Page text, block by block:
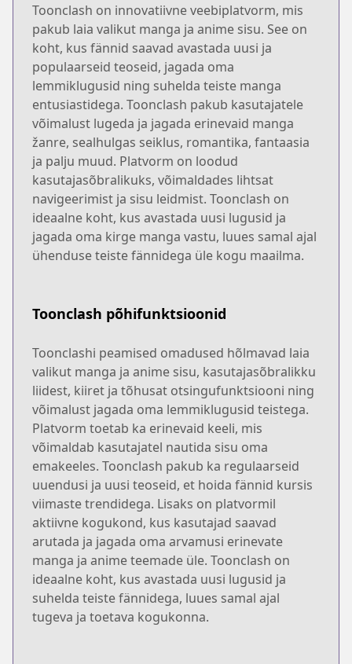
Toonclash on innovatiivne veebiplatvorm, mis
pakub laia valikut manga ja anime sisu. See on
koht, kus fännid saavad avastada uusi ja
populaarseid teoseid, jagada oma
lemmiklugusid ning suhelda teiste manga
entusiastidega. Toonclash pakub kasutajatele
võimalust lugeda ja jagada erinevaid manga
žanre, sealhulgas seiklus, romantika, fantaasia
ja palju muud. Platvorm on loodud
kasutajasõbralikuks, võimaldades lihtsat
navigeerimist ja sisu leidmist. Toonclash on
ideaalne koht, kus avastada uusi lugusid ja
jagada oma kirge manga vastu, luues samal ajal
ühenduse teiste fännidega üle kogu maailma.
Toonclash põhifunktsioonid
Toonclashi peamised omadused hõlmavad laia
valikut manga ja anime sisu, kasutajasõbralikku
liidest, kiiret ja tõhusat otsingufunktsiooni ning
võimalust jagada oma lemmiklugusid teistega.
Platvorm toetab ka erinevaid keeli, mis
võimaldab kasutajatel nautida sisu oma
emakeeles. Toonclash pakub ka regulaarseid
uuendusi ja uusi teoseid, et hoida fännid kursis
viimaste trendidega. Lisaks on platvormil
aktiivne kogukond, kus kasutajad saavad
arutada ja jagada oma arvamusi erinevate
manga ja anime teemade üle. Toonclash on
ideaalne koht, kus avastada uusi lugusid ja
suhelda teiste fännidega, luues samal ajal
tugeva ja toetava kogukonna.